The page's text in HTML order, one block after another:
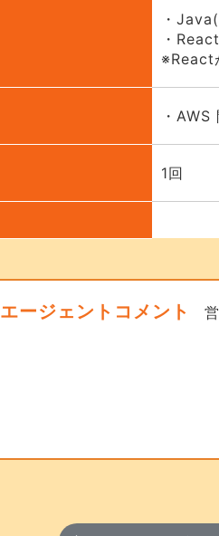
・
・
※React
・AWS
1回
エージェントコメント